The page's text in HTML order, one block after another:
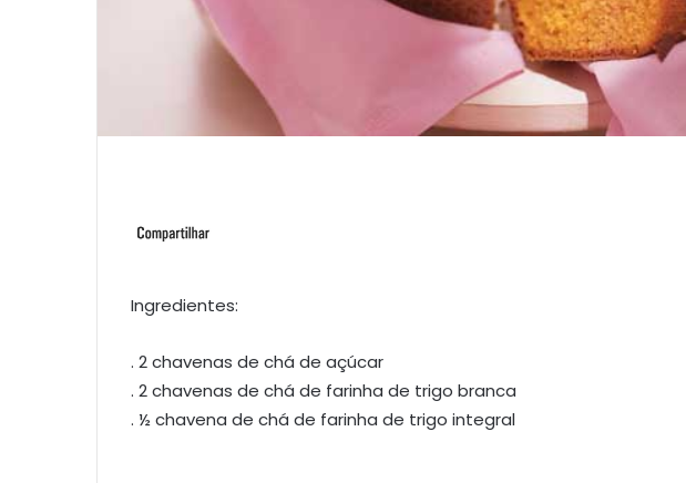
Ingredientes:
. 2 chavenas de chá de açúcar
. 2 chavenas de chá de farinha de trigo branca
. ½ chavena de chá de farinha de trigo integral